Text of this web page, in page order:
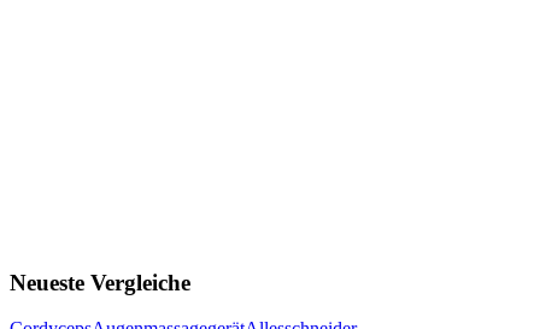
Neueste Vergleiche